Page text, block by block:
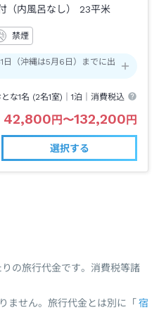
（内風呂なし） 23平米
禁煙
（沖縄は5月6日）までに出
とな1名 (2名1室)｜1泊 ｜消費税込
42,800 円 〜132,200 円
選択する
の旅行代金です。消費税等諸
ません。旅行代金とは別に「 宿